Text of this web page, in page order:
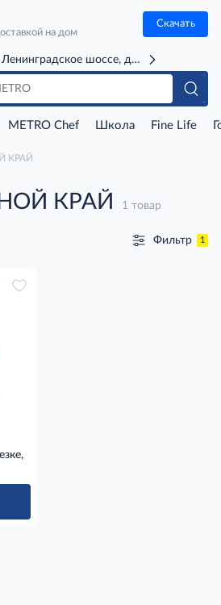
на дом
Скачать
шоссе, д. 71Г (м. Речной
METRO Chef Школа Fine Life
КРАЙ
КРАЙ 1 товар
Фильтр 1